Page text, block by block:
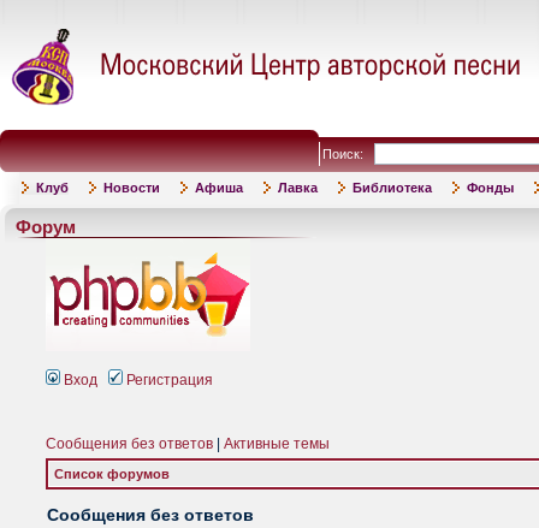
Поиск:
Клуб Новости Афиша Лавка Библиотека Фонды
Форум
Вход Регистрация
Сообщения без ответов Активные темы
Список форумов
Сообщения без ответов